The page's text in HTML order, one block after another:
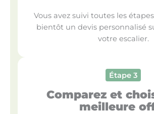
Vous avez suivi toutes les
bientôt un devis personnalisé
votre escalier.
Étape 3
Comparez et
meilleure